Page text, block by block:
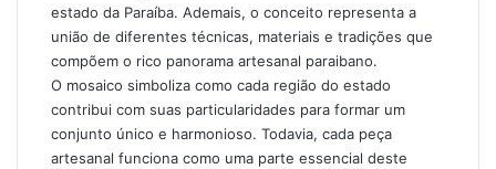
estado da Paraíba. Ademais, o conceito representa a
união de diferentes técnicas, materiais e tradições que
compõem o rico panorama artesanal paraibano.
O mosaico simboliza como cada região do estado
contribui com suas particularidades para formar um
conjunto único e harmonioso. Todavia, cada peça
artesanal funciona como uma parte essencial deste